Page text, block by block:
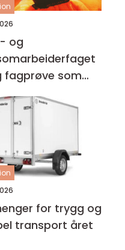
og
fagprøve som
og
for trygg og
transport året